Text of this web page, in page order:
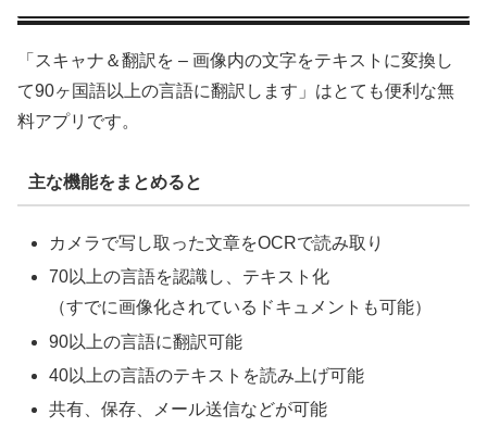
「スキャナ＆翻訳を – 画像内の文字をテキストに変換し
て90ヶ国語以上の言語に翻訳します」はとても便利な無
料アプリです。
主な機能をまとめると
カメラで写し取った文章をOCRで読み取り
70以上の言語を認識し、テキスト化
（すでに画像化されているドキュメントも可能）
90以上の言語に翻訳可能
40以上の言語のテキストを読み上げ可能
共有、保存、メール送信などが可能